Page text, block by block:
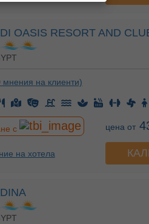
OASIS RESORT AND
мнения на клиенти)
цена от
с
на хотела